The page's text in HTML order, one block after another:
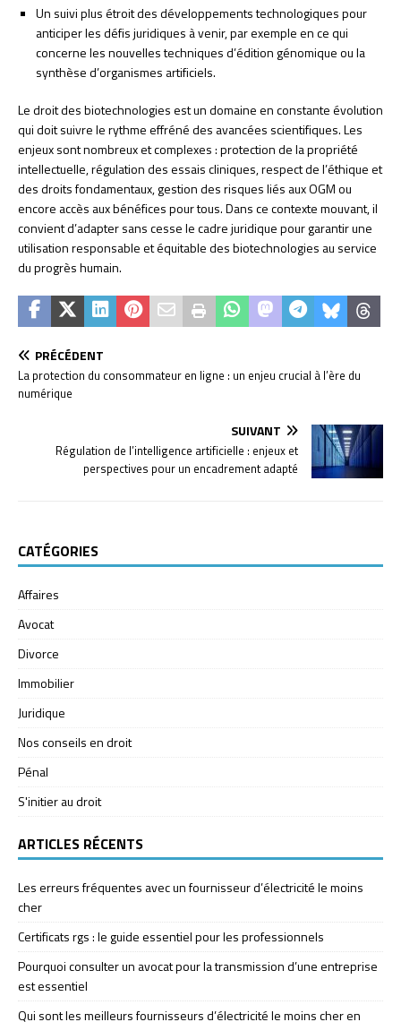
Un suivi plus étroit des développements technologiques pour
anticiper les défis juridiques à venir, par exemple en ce qui
concerne les nouvelles techniques d’édition génomique ou la
synthèse d’organismes artificiels.
Le droit des biotechnologies est un domaine en constante évolution
qui doit suivre le rythme effréné des avancées scientifiques. Les
enjeux sont nombreux et complexes : protection de la propriété
intellectuelle, régulation des essais cliniques, respect de l’éthique et
des droits fondamentaux, gestion des risques liés aux OGM ou
encore accès aux bénéfices pour tous. Dans ce contexte mouvant, il
convient d’adapter sans cesse le cadre juridique pour garantir une
utilisation responsable et équitable des biotechnologies au service
du progrès humain.
PRÉCÉDENT
La protection du consommateur en ligne : un enjeu crucial à l’ère du
numérique
SUIVANT
Régulation de l’intelligence artificielle : enjeux et
perspectives pour un encadrement adapté
CATÉGORIES
Affaires
Avocat
Divorce
Immobilier
Juridique
Nos conseils en droit
Pénal
S'initier au droit
ARTICLES RÉCENTS
Les erreurs fréquentes avec un fournisseur d’électricité le moins
cher
Certificats rgs : le guide essentiel pour les professionnels
Pourquoi consulter un avocat pour la transmission d’une entreprise
est essentiel
Qui sont les meilleurs fournisseurs d’électricité le moins cher en